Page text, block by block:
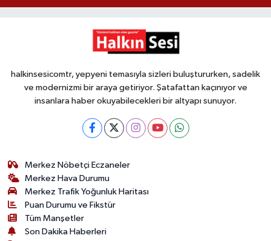
halkinsesicomtr, yepyeni temasıyla sizleri buluştururken, sadelik
ve modernizmi bir araya getiriyor. Şatafattan kaçınıyor ve
insanlara haber okuyabilecekleri bir altyapı sunuyor.
Merkez Nöbetçi Eczaneler
Merkez Hava Durumu
Merkez Trafik Yoğunluk Haritası
Puan Durumu ve Fikstür
Tüm Manşetler
Son Dakika Haberleri